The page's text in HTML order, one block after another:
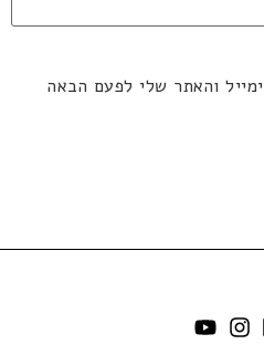
והאתר שלי לפעם הבאה